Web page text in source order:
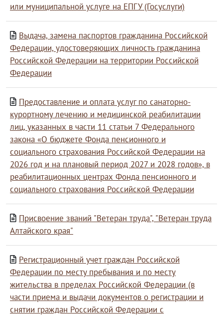
или муниципальной услуге на ЕПГУ (Госуслуги)
Выдача, замена паспортов гражданина Российской
Федерации, удостоверяющих личность гражданина
Российской Федерации на территории Российской
Федерации
Предоставление и оплата услуг по санаторно-
курортному лечению и медицинской реабилитации
лиц, указанных в части 11 статьи 7 Федерального
закона «О бюджете Фонда пенсионного и
социального страхования Российской Федерации на
2026 год и на плановый период 2027 и 2028 годов», в
реабилитационных центрах Фонда пенсионного и
социального страхования Российской Федерации
Присвоение званий "Ветеран труда", "Ветеран труда
Алтайского края"
Регистрационный учет граждан Российской
Федерации по месту пребывания и по месту
жительства в пределах Российской Федерации (в
части приема и выдачи документов о регистрации и
снятии граждан Российской Федерации с